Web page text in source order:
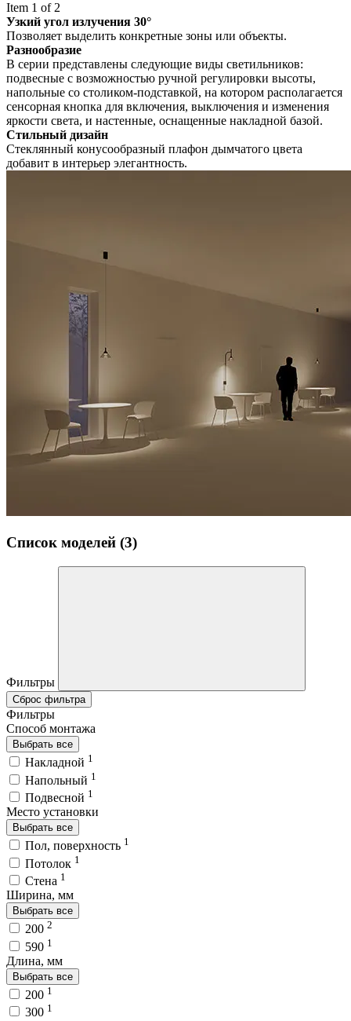
Item 1 of 2
Узкий угол излучения 30°
Позволяет выделить конкретные зоны или объекты.
Разнообразие
В серии представлены следующие виды светильников:
подвесные с возможностью ручной регулировки высоты,
напольные со столиком-подставкой, на котором располагается
сенсорная кнопка для включения, выключения и изменения
яркости света, и настенные, оснащенные накладной базой.
Стильный дизайн
Стеклянный конусообразный плафон дымчатого цвета
добавит в интерьер элегантность.
Список моделей (3)
Фильтры
Сброс фильтра
Фильтры
Способ монтажа
Выбрать все
Накладной 1
Напольный 1
Подвесной 1
Место установки
Выбрать все
Пол, поверхность 1
Потолок 1
Стена 1
Ширина, мм
Выбрать все
200 2
590 1
Длина, мм
Выбрать все
200 1
300 1